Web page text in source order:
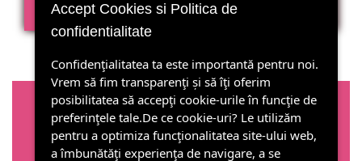
Parteneri
Accept Cookies si Politica de
confidentialitate
Confidenţialitatea ta este importantă pentru noi.
Vrem să fim transparenţi și să îţi oferim
posibilitatea să accepţi cookie-urile în funcţie de
preferinţele tale.De ce cookie-uri? Le utilizăm
pentru a optimiza funcţionalitatea site-ului web,
a îmbunătăţi experienţa de navigare, a se